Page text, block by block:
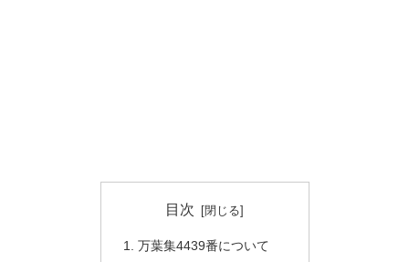
目次
万葉集4439番について